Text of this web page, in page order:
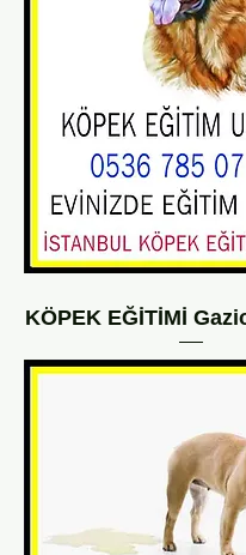
KÖPEK EĞİTİMİ